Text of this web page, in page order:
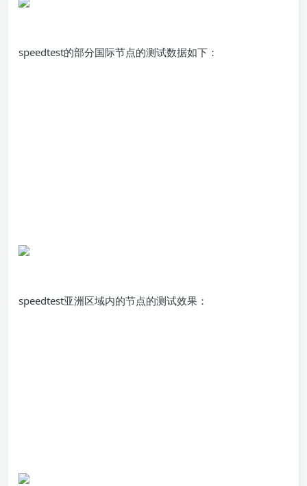
speedtest的部分国际节点的测试数据如下：
speedtest亚洲区域内的节点的测试效果：